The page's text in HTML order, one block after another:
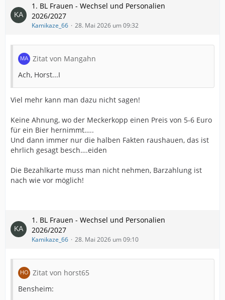
1. BL Frauen - Wechsel und Personalien
2026/2027
Kamikaze_66 28. Mai 2026 um 09:32
Zitat von Mangahn
Ach, Horst...I
Viel mehr kann man dazu nicht sagen!
Keine Ahnung, wo der Meckerkopp einen Preis von 5-6 Euro
für ein Bier hernimmt…..
Und dann immer nur die halben Fakten raushauen, das ist
ehrlich gesagt besch….eiden
Die Bezahlkarte muss man nicht nehmen, Barzahlung ist
nach wie vor möglich!
1. BL Frauen - Wechsel und Personalien
2026/2027
Kamikaze_66 28. Mai 2026 um 09:10
Zitat von horst65
Bensheim: